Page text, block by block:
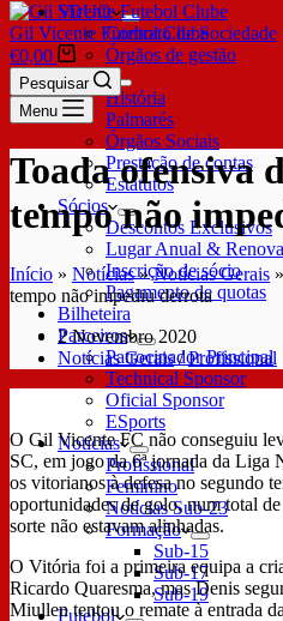
SDUQ
Contrato de Sociedade
Órgãos de gestão
Clube
História
Palmarés
Órgãos Sociais
Prestação de contas
Estatutos
Sócios
Descontos Exclusivos
Lugar Anual &
Inscrição de sócio
Pagamento de quotas
Bilheteira
Parceiros
Patrocinador Principal
Technical Sponsor
Oficial Sponsor
ESports
Notícias
Profissional
Feminino
Notícias Sub-23
Formação
Sub-15
Sub-17
Sub-19
Futebol
Gil Vicente Futebol Clube
€0,00
Pesquisar
Menu
Toada ofensiva
tempo não
Início » Notícias»Notícias Gerais »
tempo não impediu derrota
2 Novembro 2020
Notícias Gerais/Profissional
O Gil Vicente FC não conseguiu
SC, em jogo da 6ª jornada da Liga
os vitorianos à defesa no segundo
oportunidades de golo, num total
sorte não estavam alinhadas.
O Vitória foi a primeira equipa a
Ricardo Quaresma, mas Denis
Miullen tentou o remate à entrada